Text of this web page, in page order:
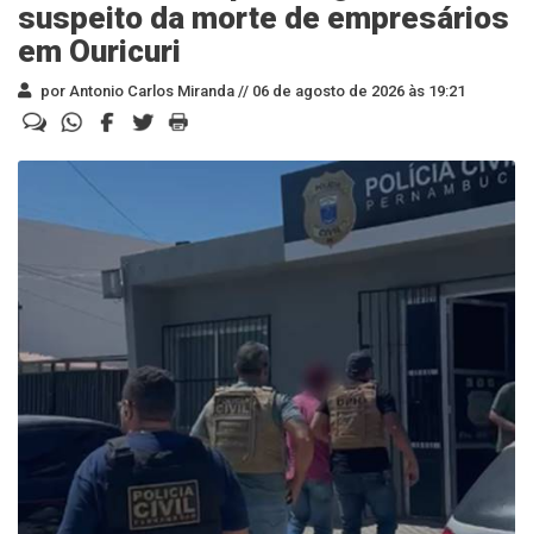
suspeito da morte de empresários
em Ouricuri
por Antonio Carlos Miranda // 06 de agosto de 2026 às 19:21